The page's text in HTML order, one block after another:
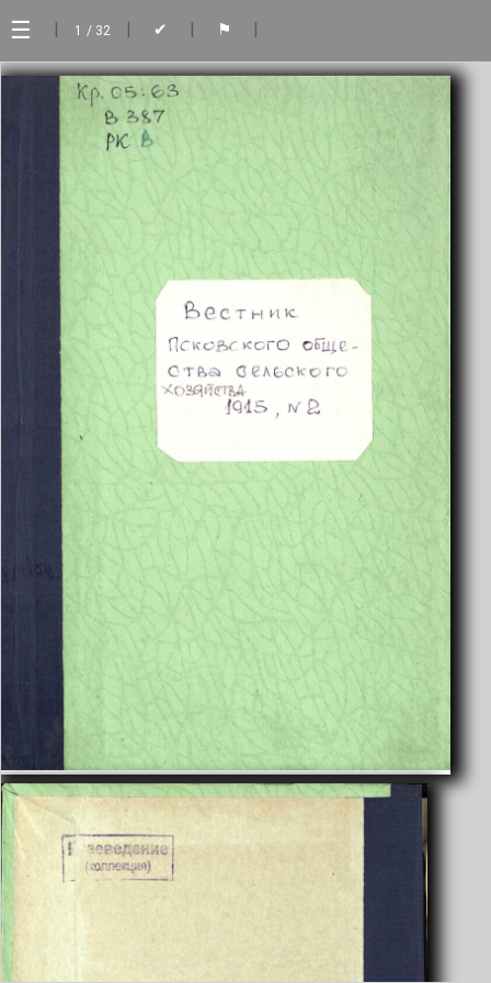
☰ | 1 / 32 | ✔ | ⚑ |